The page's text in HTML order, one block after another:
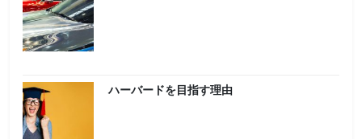
ハーバードを目指す理由